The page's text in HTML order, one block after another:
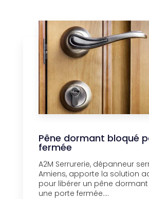
Pêne dormant bloqué
fermée
A2M Serrurerie, dépanneur
Amiens, apporte la solution
pour libérer un pêne
une porte fermée....